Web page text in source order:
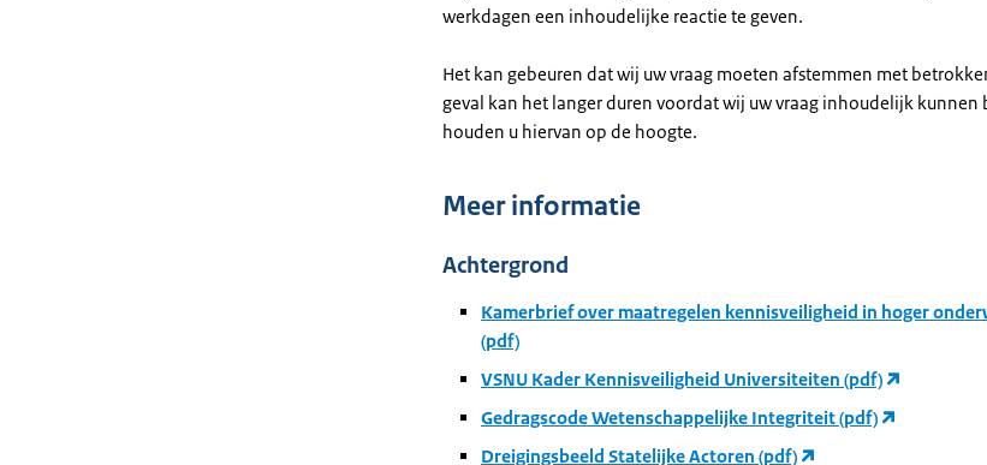
werkdagen een inhoudelijke reactie te geven.
Het kan gebeuren dat wij uw vraag moeten afstemmen met
geval kan het langer duren voordat wij uw vraag inhoudelijk
houden u hiervan op de hoogte.
Meer informatie
Achtergrond
Kamerbrief over maatregelen kennisveiligheid in hoger
(pdf)
VSNU Kader Kennisveiligheid Universiteiten (pdf)
Gedragscode Wetenschappelijke Integriteit (pdf)
Dreigingsbeeld Statelijke Actoren (pdf)